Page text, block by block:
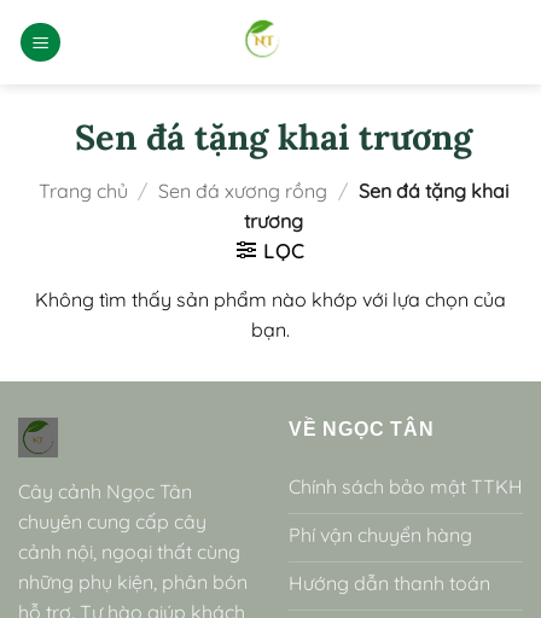
qua
Sen đá tặng khai trương
Trang chủ / Sen đá xương rồng / Sen đá tặng khai
trương
LỌC
Không tìm thấy sản phẩm nào khớp với lựa chọn của
bạn.
Cây cảnh Ngọc Tân
chuyên cung cấp cây
cảnh nội, ngoại thất cùng
những phụ kiện, phân bón
hỗ trợ. Tự hào giúp khách
VỀ NGỌC TÂN
Chính sách bảo mật TTKH
Phí vận chuyển hàng
Hướng dẫn thanh toán